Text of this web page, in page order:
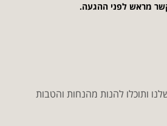
מראש לפני ההגעה.
ותוכלו להנות מהנחות והטבות